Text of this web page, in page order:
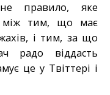
правило, яке
між тим, що має
і тим, за що
радо віддасть
це у Твіттері і